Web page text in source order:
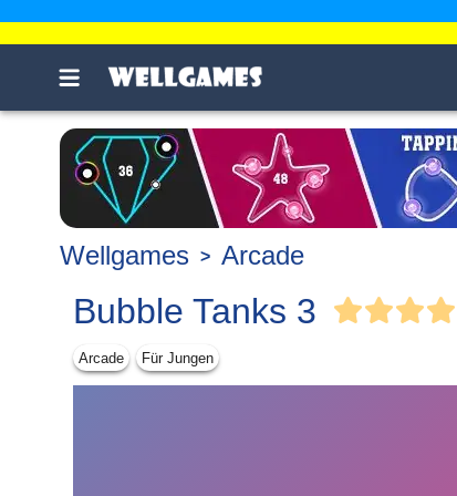
Wellgames Arcade
Bubble Tanks 3
Arcade Für Jungen